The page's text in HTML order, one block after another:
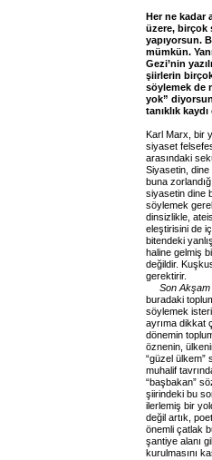
Her ne kadar
üzere, birçok
yapıyorsun.
mümkün.
Gezi’nin
şiirlerin
söylemek de
yok”
tanıklık
Karl Marx, bir
siyaset
arasındaki
Siyasetin,
buna
siyasetin dine
söylemek
dinsizlikle,
eleştirisini de
bitendeki
haline gelmiş
değildir.
gerektirir.
Son Akşam
buradaki
söylemek
ayrıma dikkat
dönemin
öznenin,
“güzel ülkem”
muhalif
“başbakan”
şiirindeki bu
ilerlemiş bir
değil artık,
önemli çatlak
şantiye alanı
kurulmasını